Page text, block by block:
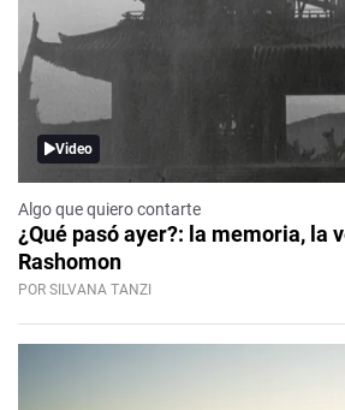
Video
Algo que quiero contarte
¿Qué pasó ayer?: la memoria, la
Rashomon
POR SILVANA TANZI